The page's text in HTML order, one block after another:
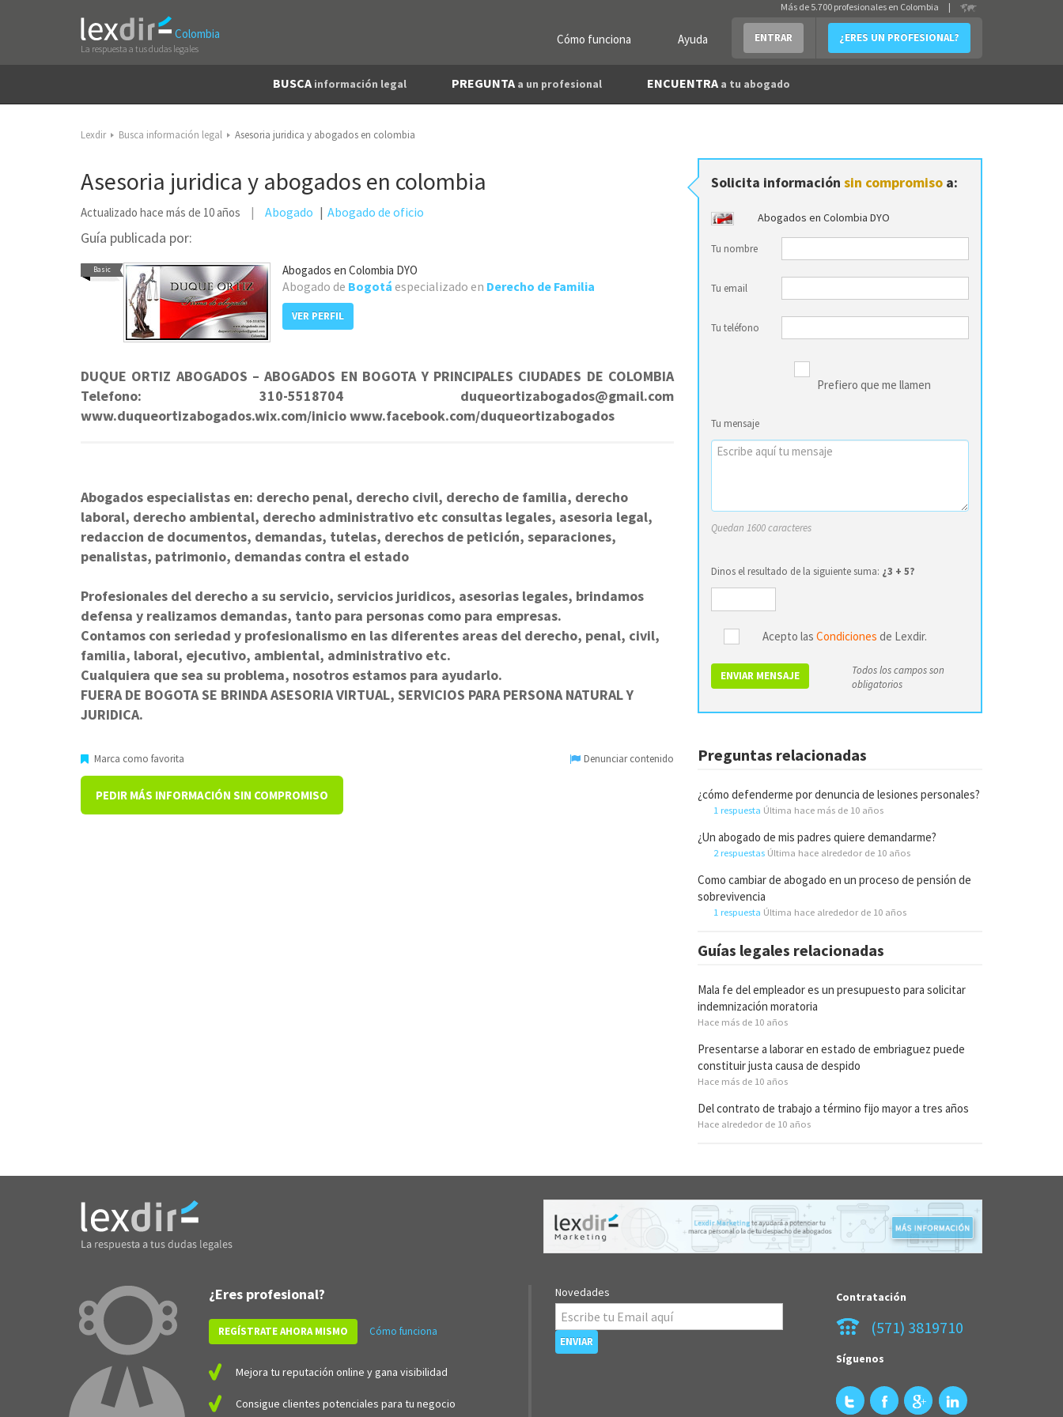
Colombia
La respuesta a tus dudas legales
Cómo funciona Ayuda ENTRAR ¿ERES UN PROFESIONAL?
Más de 5.700 profesionales en Colombia |
BUSCA información legal PREGUNTA a un profesional ENCUENTRA a tu abogado
Lexdir Busca información legal Asesoria juridica y abogados en colombia
Asesoria juridica y abogados en colombia
Actualizado hace más de 10 años Abogado Abogado de oficio
Guía publicada por:
Basic Abogados en Colombia DYO
Abogado de Bogotá especializado en Derecho de Familia
VER PERFIL
DUQUE ORTIZ ABOGADOS – ABOGADOS EN BOGOTA Y PRINCIPALES CIUDADES DE COLOMBIA
Telefono: 310-5518704 duqueortizabogados@gmail.com
www.duqueortizabogados.wix.com/inicio www.facebook.com/duqueortizabogados
Abogados especialistas en: derecho penal, derecho civil, derecho de familia, derecho
laboral, derecho ambiental, derecho administrativo etc consultas legales, asesoria legal,
redaccion de documentos, demandas, tutelas, derechos de petición, separaciones,
penalistas, patrimonio, demandas contra el estado
Profesionales del derecho a su servicio, servicios juridicos, asesorias legales, brindamos
defensa y realizamos demandas, tanto para personas como para empresas.
Contamos con seriedad y profesionalismo en las diferentes areas del derecho, penal, civil,
familia, laboral, ejecutivo, ambiental, administrativo etc.
Cualquiera que sea su problema, nosotros estamos para ayudarlo.
FUERA DE BOGOTA SE BRINDA ASESORIA VIRTUAL, SERVICIOS PARA PERSONA NATURAL Y
JURIDICA.
Marca como favorita Denunciar contenido
PEDIR MÁS INFORMACIÓN SIN COMPROMISO
Solicita información sin compromiso a:
Abogados en Colombia DYO
Tu nombre
Tu email
Tu teléfono
Prefiero que me llamen
Tu mensaje
Quedan 1600 caracteres
Dinos el resultado de la siguiente suma: ¿3 + 5?
Acepto las Condiciones de Lexdir.
ENVIAR MENSAJE
Todos los campos son
obligatorios
Preguntas relacionadas
¿cómo defenderme por denuncia de lesiones personales?
1 respuesta Última hace más de 10 años
¿Un abogado de mis padres quiere demandarme?
2 respuestas Última hace alrededor de 10 años
Como cambiar de abogado en un proceso de pensión de
sobrevivencia
1 respuesta Última hace alrededor de 10 años
Guías legales relacionadas
Mala fe del empleador es un presupuesto para solicitar
indemnización moratoria
Hace más de 10 años
Presentarse a laborar en estado de embriaguez puede
constituir justa causa de despido
Hace más de 10 años
Del contrato de trabajo a término fijo mayor a tres años
Hace alrededor de 10 años
¿Eres profesional?
REGÍSTRATE AHORA MISMO Cómo funciona
Mejora tu reputación online y gana visibilidad
Consigue clientes potenciales para tu negocio
Novedades Contratación
(571) 3819710
Síguenos